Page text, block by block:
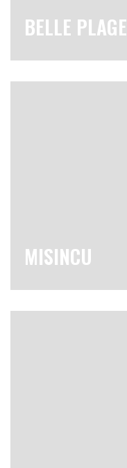
BELLE PLAGE
MISINCU